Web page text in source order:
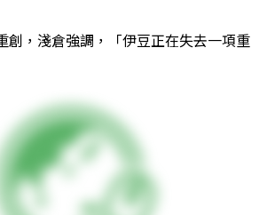
創，淺倉強調，「伊豆正在失去一項重